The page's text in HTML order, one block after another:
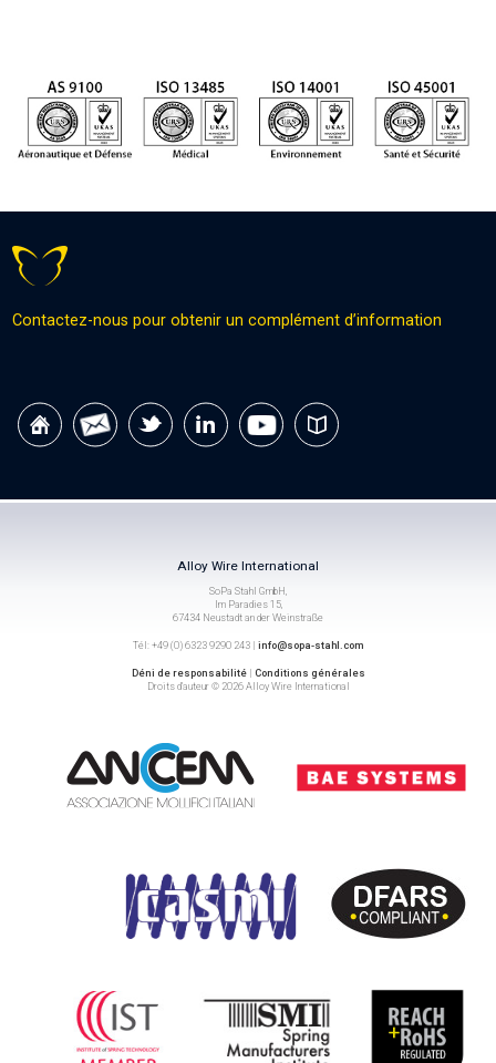
Contactez-nous pour obtenir un complément d’information
Alloy Wire International
SoPa Stahl GmbH,
Im Paradies 15,
67434 Neustadt an der Weinstraße
Tél: +49 (0) 6323 9290 243 | info@sopa-stahl.com
Déni de responsabilité| Conditions générales
Droits d’auteur © 2026 Alloy Wire International